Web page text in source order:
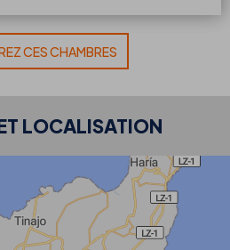
CES CHAMBRES
LOCALISATION